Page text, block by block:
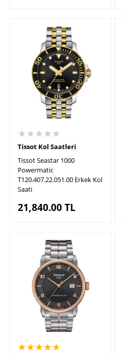
★★★★★
Tissot Kol Saatleri
Tissot Seastar 1000
Powermatic
T120.407.22.051.00 Erkek Kol
Saati
21,840.00TL
★★★★★